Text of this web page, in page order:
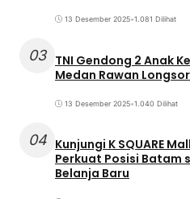
13 Desember 2025•1.081 Dilihat
03 TNI Gendong 2 Anak
Medan Rawan
13 Desember 2025•1.040 Dilihat
04 Kunjungi K SQUARE
Perkuat Posisi Batam
Belanja Baru